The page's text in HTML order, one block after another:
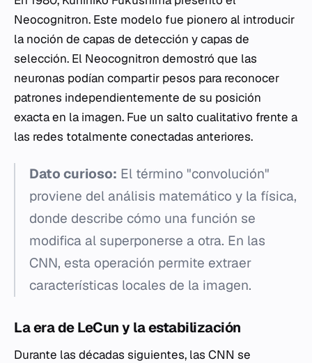
Neocognitron. Este modelo fue pionero al introducir
la noción de capas de detección y capas de
selección. El Neocognitron demostró que las
neuronas podían compartir pesos para reconocer
patrones independientemente de su posición
exacta en la imagen. Fue un salto cualitativo frente a
las redes totalmente conectadas anteriores.
Dato curioso: El término "convolución"
proviene del análisis matemático y la física,
donde describe cómo una función se
modifica al superponerse a otra. En las
CNN, esta operación permite extraer
características locales de la imagen.
La era de LeCun y la estabilización
Durante las décadas siguientes, las CNN se